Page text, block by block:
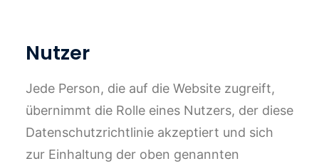
Nutzer
Jede Person, die auf die Website zugreift,
übernimmt die Rolle eines Nutzers, der diese
Datenschutzrichtlinie akzeptiert und sich
zur Einhaltung der oben genannten